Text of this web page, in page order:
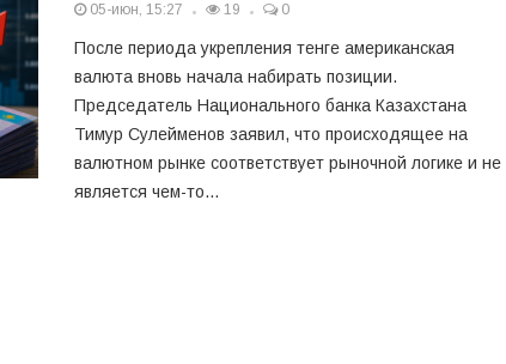
05-июн, 15:27 19 0
После периода укрепления тенге американская
валюта вновь начала набирать позиции.
Председатель Национального банка Казахстана
Тимур Сулейменов заявил, что происходящее на
валютном рынке соответствует рыночной логике и не
является чем-то...